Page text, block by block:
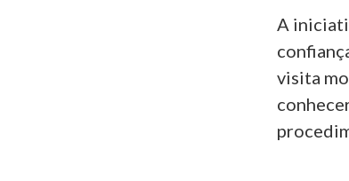
A
visita